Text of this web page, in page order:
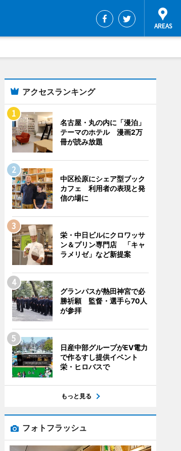
アクセスランキング
名古屋・丸の内に「漫泊」
テーマのホテル 漫画2万
冊が読み放題
中区松原にシェア型ブック
カフェ 利用者の表現と発
信の場に
栄・中日ビルにクロワッサ
ン＆プリン専門店 「キャ
ラメリゼ」など新提案
グランパスが熱田神宮で必
勝祈願 監督・選手ら70人
が参拝
日産中部グループがEV電力
で作るすし提供イベント
栄・ヒロバスで
もっと見る
フォトフラッシュ